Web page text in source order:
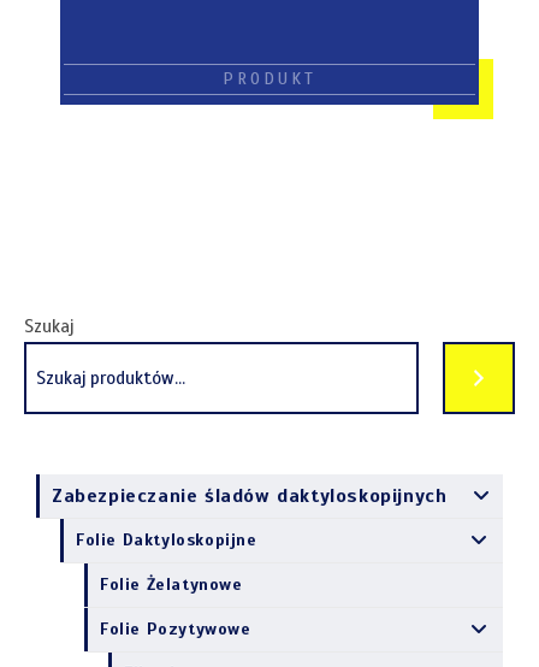
Szukaj
Zabezpieczanie śladów daktyloskopijnych
Folie Daktyloskopijne
Folie Żelatynowe
Folie Pozytywowe